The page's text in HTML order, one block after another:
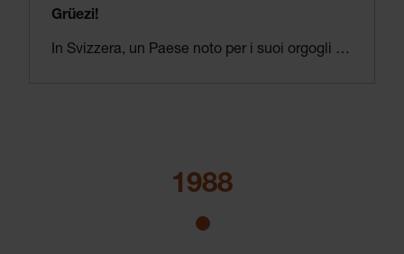
Grüezi!
In Svizzera, un Paese noto per i suoi orgogli di precisione, si sa apprezzare anche la precisione dei dispositivi medicali – ecco perché HEINE fonda la sua filiale a Neuhausen am Rheinfall.
1988